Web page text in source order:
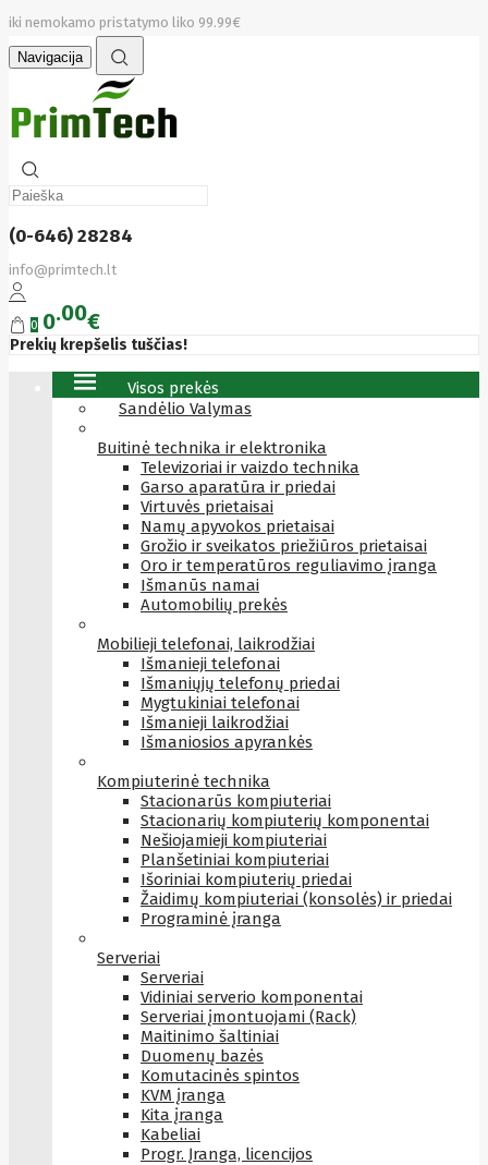
iki nemokamo pristatymo liko 99.99€
Navigacija
(0-646) 28284
info@primtech.lt
0 0 00€
Prekių krepšelis tuščias!
Visos prekės
Sandėlio Valymas
Buitinė technika ir elektronika
Televizoriai ir vaizdo technika
Garso aparatūra ir priedai
Virtuvės prietaisai
Namų apyvokos prietaisai
Grožio ir sveikatos priežiūros prietaisai
Oro ir temperatūros reguliavimo įranga
Išmanūs namai
Automobilių prekės
Mobilieji telefonai, laikrodžiai
Išmanieji telefonai
Išmaniųjų telefonų priedai
Mygtukiniai telefonai
Išmanieji laikrodžiai
Išmaniosios apyrankės
Kompiuterinė technika
Stacionarūs kompiuteriai
Stacionarių kompiuterių komponentai
Nešiojamieji kompiuteriai
Planšetiniai kompiuteriai
Išoriniai kompiuterių priedai
Žaidimų kompiuteriai (konsolės) ir priedai
Programinė įranga
Serveriai
Serveriai
Vidiniai serverio komponentai
Serveriai įmontuojami (Rack)
Maitinimo šaltiniai
Duomenų bazės
Komutacinės spintos
KVM įranga
Kita įranga
Kabeliai
Progr. Įranga, licencijos